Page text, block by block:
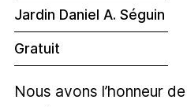
Jardin Daniel A. Séguin
Gratuit
Nous avons l’honneur